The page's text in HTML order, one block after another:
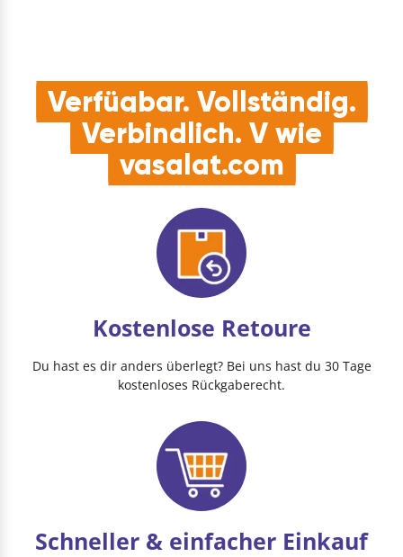
Verfügbar. Vollständig.
Verbindlich. V wie
vasalat.com
Kostenlose Retoure
Du hast es dir anders überlegt? Bei uns hast du 30 Tage
kostenloses Rückgaberecht.
Schneller & einfacher Einkauf